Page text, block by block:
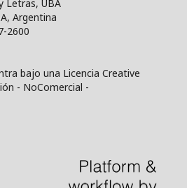
Letras, UBA
Argentina
2600
bajo una Licencia Creative
- NoComercial -